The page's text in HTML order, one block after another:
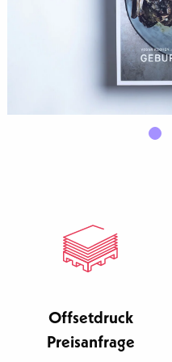
Offsetdruck
Preisanfrage